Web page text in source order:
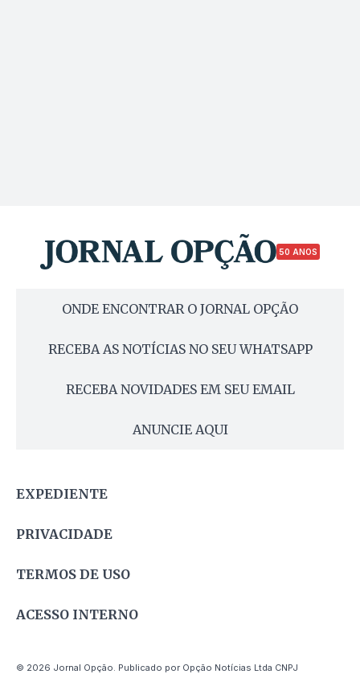
50 ANOS
ONDE ENCONTRAR O JORNAL OPÇÃO
RECEBA AS NOTÍCIAS NO SEU WHATSAPP
RECEBA NOVIDADES EM SEU EMAIL
ANUNCIE AQUI
EXPEDIENTE
PRIVACIDADE
TERMOS DE USO
ACESSO INTERNO
© 2026 Jornal Opção. Publicado por Opção Notícias Ltda CNPJ